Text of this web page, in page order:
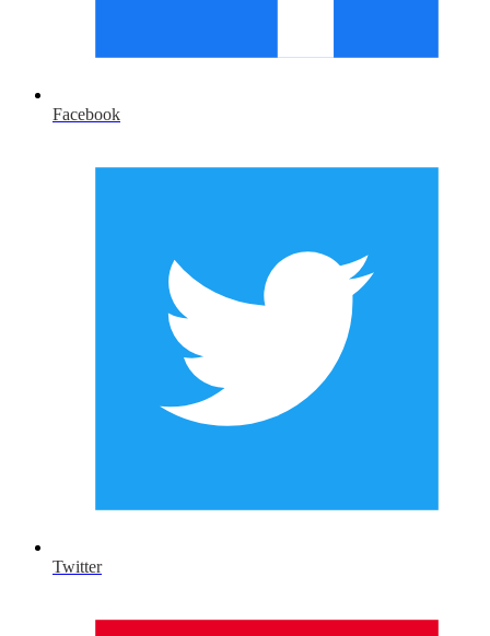
Facebook
Twitter